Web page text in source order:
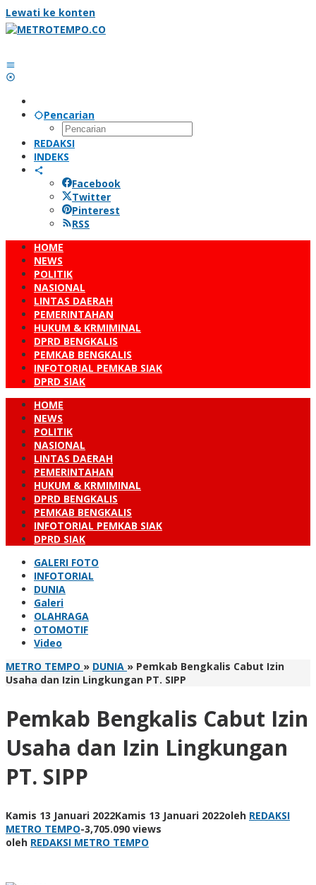
Lewati ke konten
Pencarian
REDAKSI
INDEKS
Facebook
Twitter
Pinterest
RSS
HOME
NEWS
POLITIK
NASIONAL
LINTAS DAERAH
PEMERINTAHAN
HUKUM & KRMIMINAL
DPRD BENGKALIS
PEMKAB BENGKALIS
INFOTORIAL PEMKAB SIAK
DPRD SIAK
HOME
NEWS
POLITIK
NASIONAL
LINTAS DAERAH
PEMERINTAHAN
HUKUM & KRMIMINAL
DPRD BENGKALIS
PEMKAB BENGKALIS
INFOTORIAL PEMKAB SIAK
DPRD SIAK
GALERI FOTO
INFOTORIAL
DUNIA
Galeri
OLAHRAGA
OTOMOTIF
Video
METRO TEMPO » DUNIA » Pemkab Bengkalis Cabut Izin
Usaha dan Izin Lingkungan PT. SIPP
Pemkab Bengkalis Cabut Izin
Usaha dan Izin Lingkungan
PT. SIPP
Kamis 13 Januari 2022Kamis 13 Januari 2022oleh REDAKSI
METRO TEMPO-3,705.090 views
oleh REDAKSI METRO TEMPO